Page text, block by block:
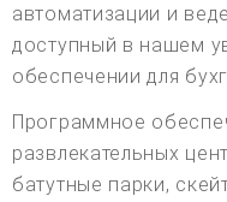
автоматизации и
доступный в нашем
обеспечении для
Программное
развлекательных
батутные парки,